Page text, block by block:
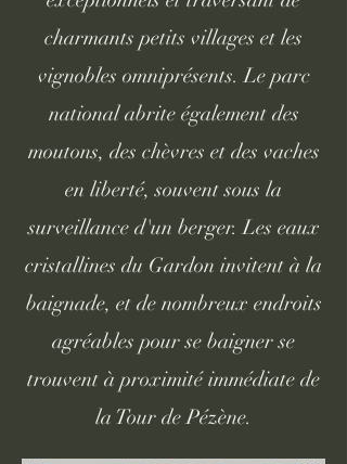
charmants petits villages et les
vignobles omniprésents. Le parc
national abrite également des
moutons, des chèvres et des vaches
en liberté, souvent sous la
surveillance d'un berger. Les eaux
cristallines du Gardon invitent à la
baignade, et de nombreux endroits
agréables pour se baigner se
trouvent à proximité immédiate de
la Tour de Pézène.